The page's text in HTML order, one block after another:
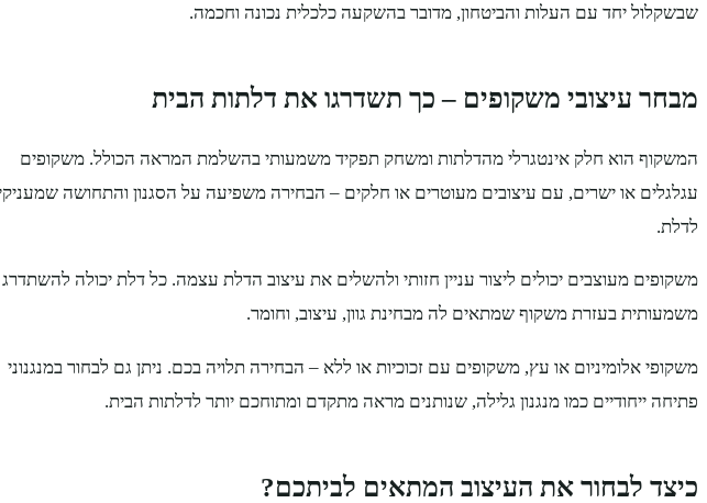
שבשקלול יחד עם העלות והביטחון, מדובר בהשקעה כלכלית נכונה וחכמה.
מבחר עיצובי משקופים – כך תשדרגו את דלתות הבית
המשקוף הוא חלק אינטגרלי מהדלתות ומשחק תפקיד משמעותי בהשלמת המראה הכולל. משקופים
עגלגלים או ישרים, עם עיצובים מעוטרים או חלקים – הבחירה משפיעה על הסגנון והתחושה
לדלת.
משקופים מעוצבים יכולים ליצור עניין חזותי ולהשלים את עיצוב הדלת עצמה. כל דלת יכולה להשתדרג
משמעותית בעזרת משקוף שמתאים לה מבחינת גוון, עיצוב, וחומר.
משקופי אלומיניום או עץ, משקופים עם זכוכיות או ללא – הבחירה תלויה בכם. ניתן גם לבחור במנגנוני
פתיחה ייחודיים כמו מנגנון גלילה, שנותנים מראה מתקדם ומתוחכם יותר לדלתות הבית.
כיצד לבחור את העיצוב המתאים לביתכם?